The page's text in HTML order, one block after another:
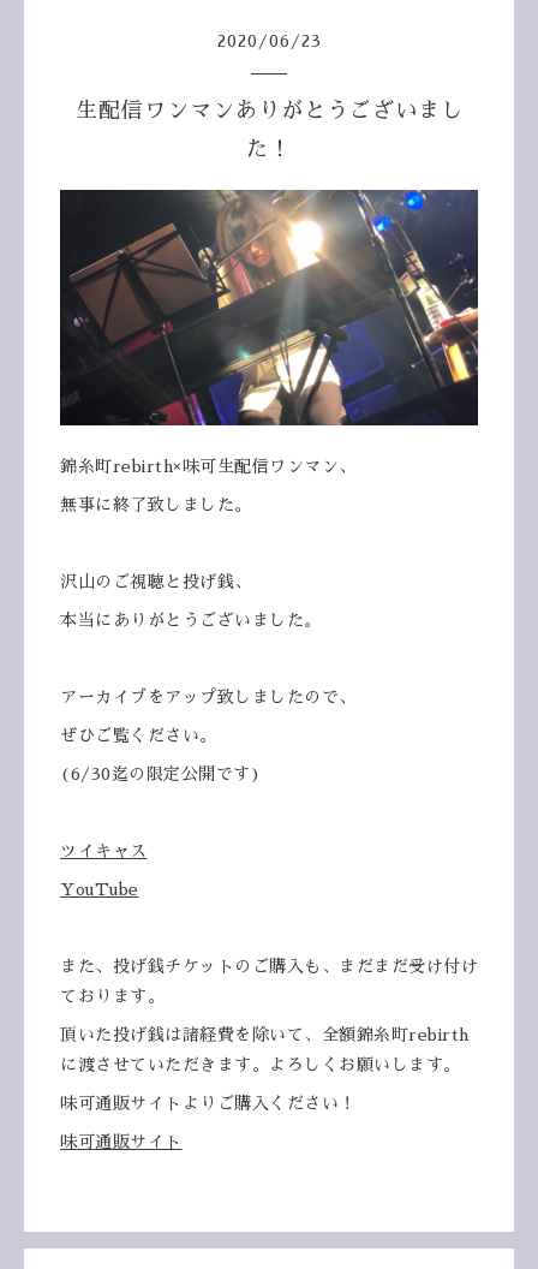
2020 /06 /23
生配信ワンマンありがとうございまし
た！
錦糸町rebirth×味可生配信ワンマン、
無事に終了致しました。
沢山のご視聴と投げ銭、
本当にありがとうございました。
アーカイブをアップ致しましたので、
ぜひご覧ください。
(6/30迄の限定公開です)
ツイキャス
YouTube
また、投げ銭チケットのご購入も、まだまだ受け付け
ております。
頂いた投げ銭は諸経費を除いて、全額錦糸町rebirth
に渡させていただきます。よろしくお願いします。
味可通販サイトよりご購入ください！
味可通販サイト